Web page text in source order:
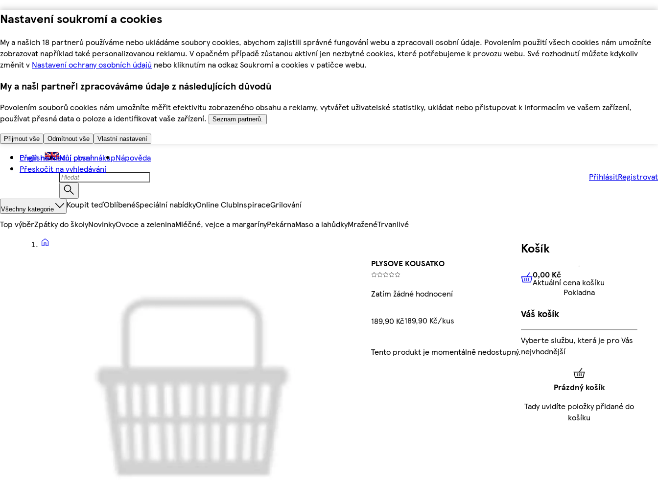
Nastavení soukromí a cookies
My a našich 18 partnerů používáme nebo ukládáme soubory cookies, abychom zajistili správné fungování webu a zpracovali osobní údaje. Povolením použití všech cookies nám umožníte
zobrazovat například také personalizovanou reklamu. V opačném případě zůstanou aktivní jen nezbytné cookies, které potřebujeme k provozu webu. Své rozhodnutí můžete kdykoliv
změnit v Nastavení ochrany osobních údajů nebo kliknutím na odkaz Soukromí a cookies v patičce webu.
My a naši partneři zpracováváme údaje z následujících důvodů
Povolením souborů cookies nám umožníte měřit efektivitu zobrazeného obsahu a reklamy, vytvářet uživatelské statistiky, ukládat nebo přistupovat k informacím ve vašem zařízení,
používat přesná data o poloze a identifikovat vaše zařízení.
Seznam partnerů.
Přijmout vše Odmítnout vše Vlastní nastavení
Přejít na hlavní obsah
Přeskočit na vyhledávání
English Můj první nákupNápověda
PřihlásitRegistrovat
Všechny kategorie Koupit teďOblíbenéSpeciální nabídkyOnline ClubInspiraceGrilování
Top výběrZpátky do školyNovinkyOvoce a zeleninaMléčné, vejce a margarínyPekárnaMaso a lahůdkyMraženéTrvanlivé
PLYSOVE KOUSATKO
Zatím žádné hodnocení
189,90 Kč189,90 Kč/kus
Tento produkt je momentálně nedostupný.
Košík
0,00 KčAktuální cena košíku
0,00 Kč
Aktuální cena košíku
Pokladna
Váš košík
Vyberte službu, která je pro Vás
nejvhodnější
Prázdný košík
Tady uvidíte položky přidané do
košíku